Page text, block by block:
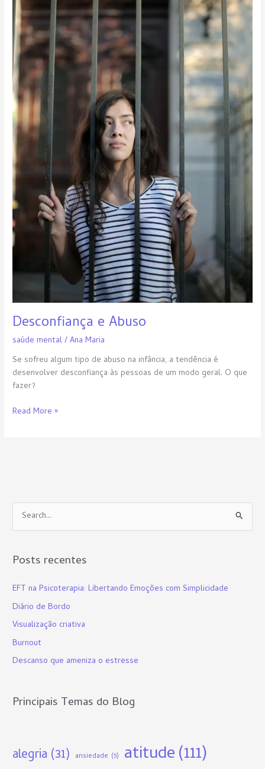
Desconfiança e Abuso
saúde mental/Ana Maria
Se sofreu algum tipo de abuso na infância, a tendência é
desenvolver desconfiança às pessoas de um modo geral. O que
fazer?
Read More »
e
q
s
a
r
p
:
Posts recentes
EFT na Psicoterapia: Libertando Emoções com Simplicidade
Diário de Bordo
Visualização criativa
Burnout
Descanso que ameniza o estresse
Principais Temas do Blog
alegria (31) ansiedade (5) atitude(111)